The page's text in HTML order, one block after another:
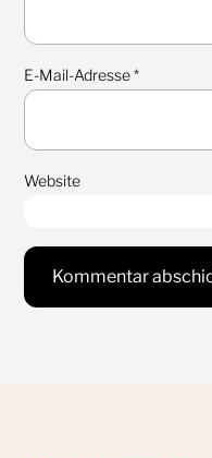
E-Mail-Adresse*
Website